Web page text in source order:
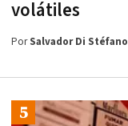
volátiles
PorSalvador Di Stéfano